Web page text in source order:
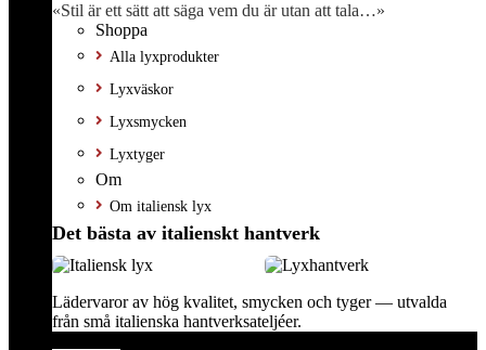
«Stil är ett sätt att säga vem du är utan att tala…»
Shoppa
Alla lyxprodukter
Lyxväskor
Lyxsmycken
Lyxtyger
Om
Om italiensk lyx
Det bästa av italienskt hantverk
Lädervaror av hög kvalitet, smycken och tyger — utvalda
från små italienska hantverksateljéer.